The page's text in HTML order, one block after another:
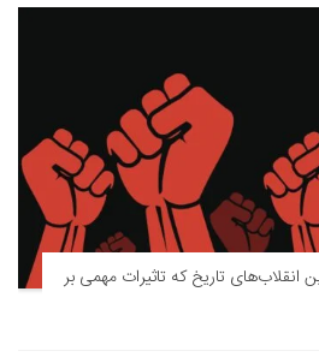
انقلاب‌های تاریخ که تاثیرات مهمی بر